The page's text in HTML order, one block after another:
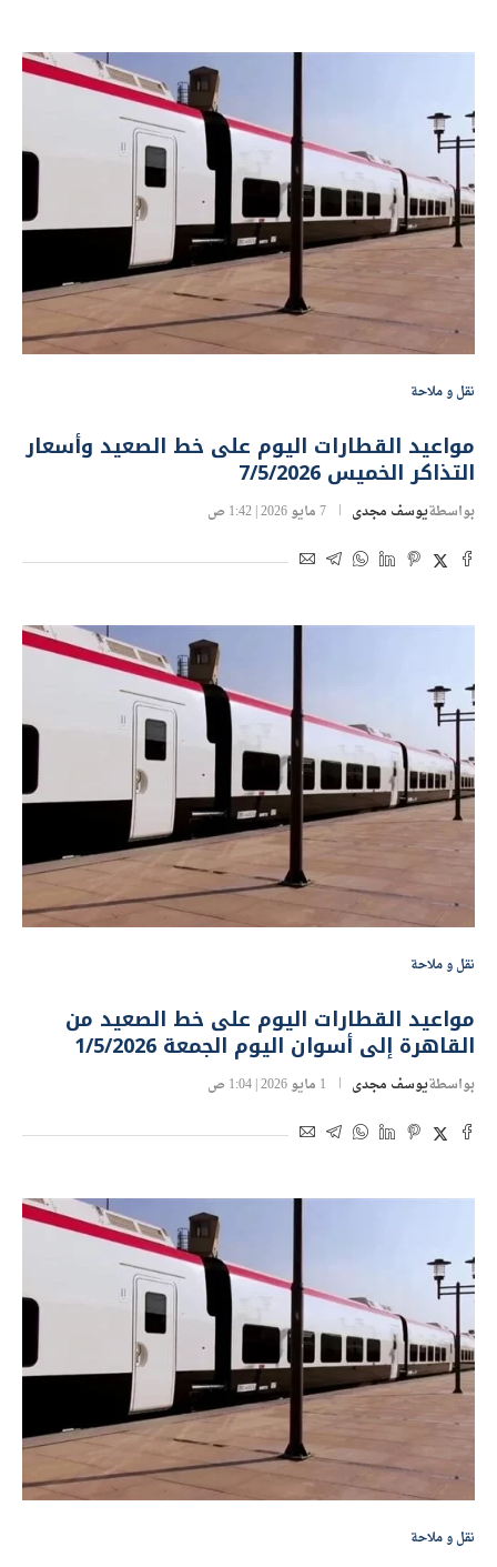
نقل و ملاحة
مواعيد القطارات اليوم على خط الصعيد وأسعار
التذاكر الخميس 7/5/2026
بواسطةيوسف مجدى 7 مايو 2026 | 1:42 ص
نقل و ملاحة
مواعيد القطارات اليوم على خط الصعيد من
القاهرة إلى أسوان اليوم الجمعة 1/5/2026
بواسطةيوسف مجدى 1 مايو 2026 | 1:04 ص
نقل و ملاحة